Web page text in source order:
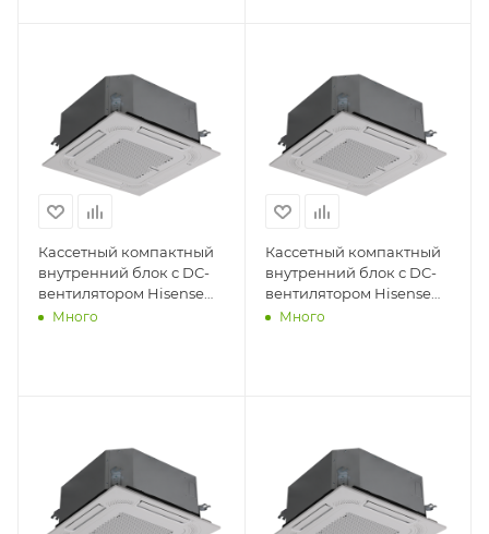
Кассетный компактный
внутренний блок с DC-
вентилятором Hisense
AVC-19HJFA
Много
Кассетный компактный
внутренний блок с DC-
вентилятором Hisense
AVC-17HJFA
Много